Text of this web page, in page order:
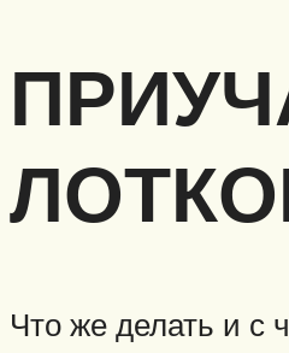
Что же делать и с